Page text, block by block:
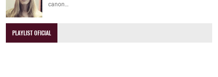
canon…
PLAYLIST OFICIAL